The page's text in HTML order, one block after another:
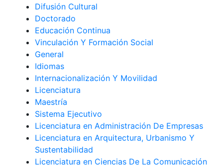
Difusión Cultural
Doctorado
Educación Continua
Vinculación Y Formación Social
General
Idiomas
Internacionalización Y Movilidad
Licenciatura
Maestría
Sistema Ejecutivo
Licenciatura en Administración De Empresas
Licenciatura en Arquitectura, Urbanismo Y
Sustentabilidad
Licenciatura en Ciencias De La Comunicación